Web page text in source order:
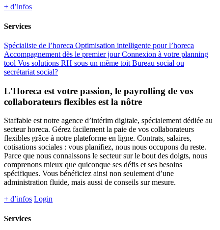
+ d’infos
Services
Spécialiste de l’horeca Optimisation intelligente pour l’horeca
Accompagnement dès le premier jourConnexion à votre planning
tool Vos solutions RH sous un même toit Bureau social ou
secrétariat social?
L'Horeca est votre passion, le payrolling de vos
collaborateurs flexibles est la nôtre
Staffable est notre agence d’intérim digitale, spécialement dédiée au
secteur horeca. Gérez facilement la paie de vos collaborateurs
flexibles grâce à notre plateforme en ligne. Contrats, salaires,
cotisations sociales : vous planifiez, nous nous occupons du reste.
Parce que nous connaissons le secteur sur le bout des doigts, nous
comprenons mieux que quiconque ses défis et ses besoins
spécifiques. Vous bénéficiez ainsi non seulement d’une
administration fluide, mais aussi de conseils sur mesure.
+ d’infos Login
Services